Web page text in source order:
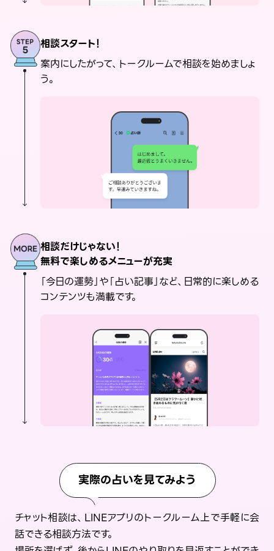
相談スタート！
案内にしたがって、トークルームで相談を始めましょ
う。
相談だけじゃない！
無料で楽しめるメニューが充実
「今日の運勢」や「占い記事」など、日常的に楽しめる
コンテンツも満載です。
実際の占いを見てみよう
チャット相談は、LINEアプリのトークルーム上で手軽に会
話できる相談方法です。